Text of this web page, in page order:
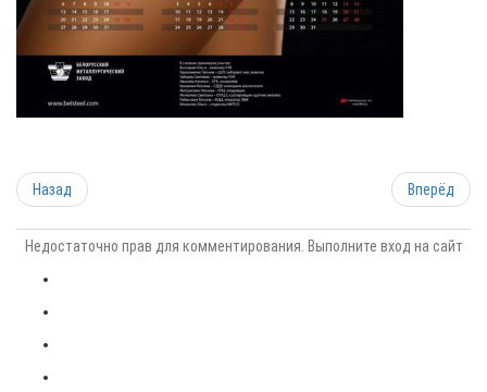
Назад Вперёд
Недостаточно прав для комментирования. Выполните вход на сайт